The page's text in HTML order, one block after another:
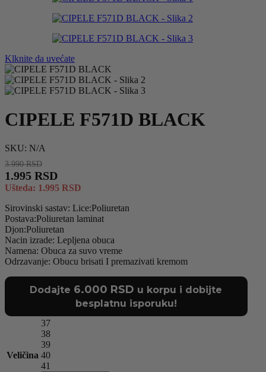
Klknite da uvećate
CIPELE F571D BLACK
SKU: N/A
3.990RSD
1.995 RSD
Ušteda: 1.995 RSD
Sirovinski sastav: Lice:Poliuretan
Postava:Poliuretan laminat
Djon:Poliuretan
Nacin izrade: Lepljena obuca
Namena: Obuca za suvo vreme
Odrzavanje: Obucu brisati I premazivati kremom
Dodajte 6.000 RSD u korpu i dobijte
besplatnu isporuku!
Veličina
37
38
39
40
41